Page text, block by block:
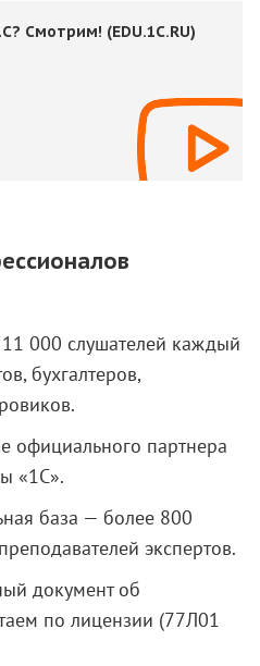
Смотрим! (EDU.1C.RU)
000 слушателей каждый
бухгалтеров,
официального партнера
«1С».
база — более 800
экспертов.
документ об
по лицензии (77Л01